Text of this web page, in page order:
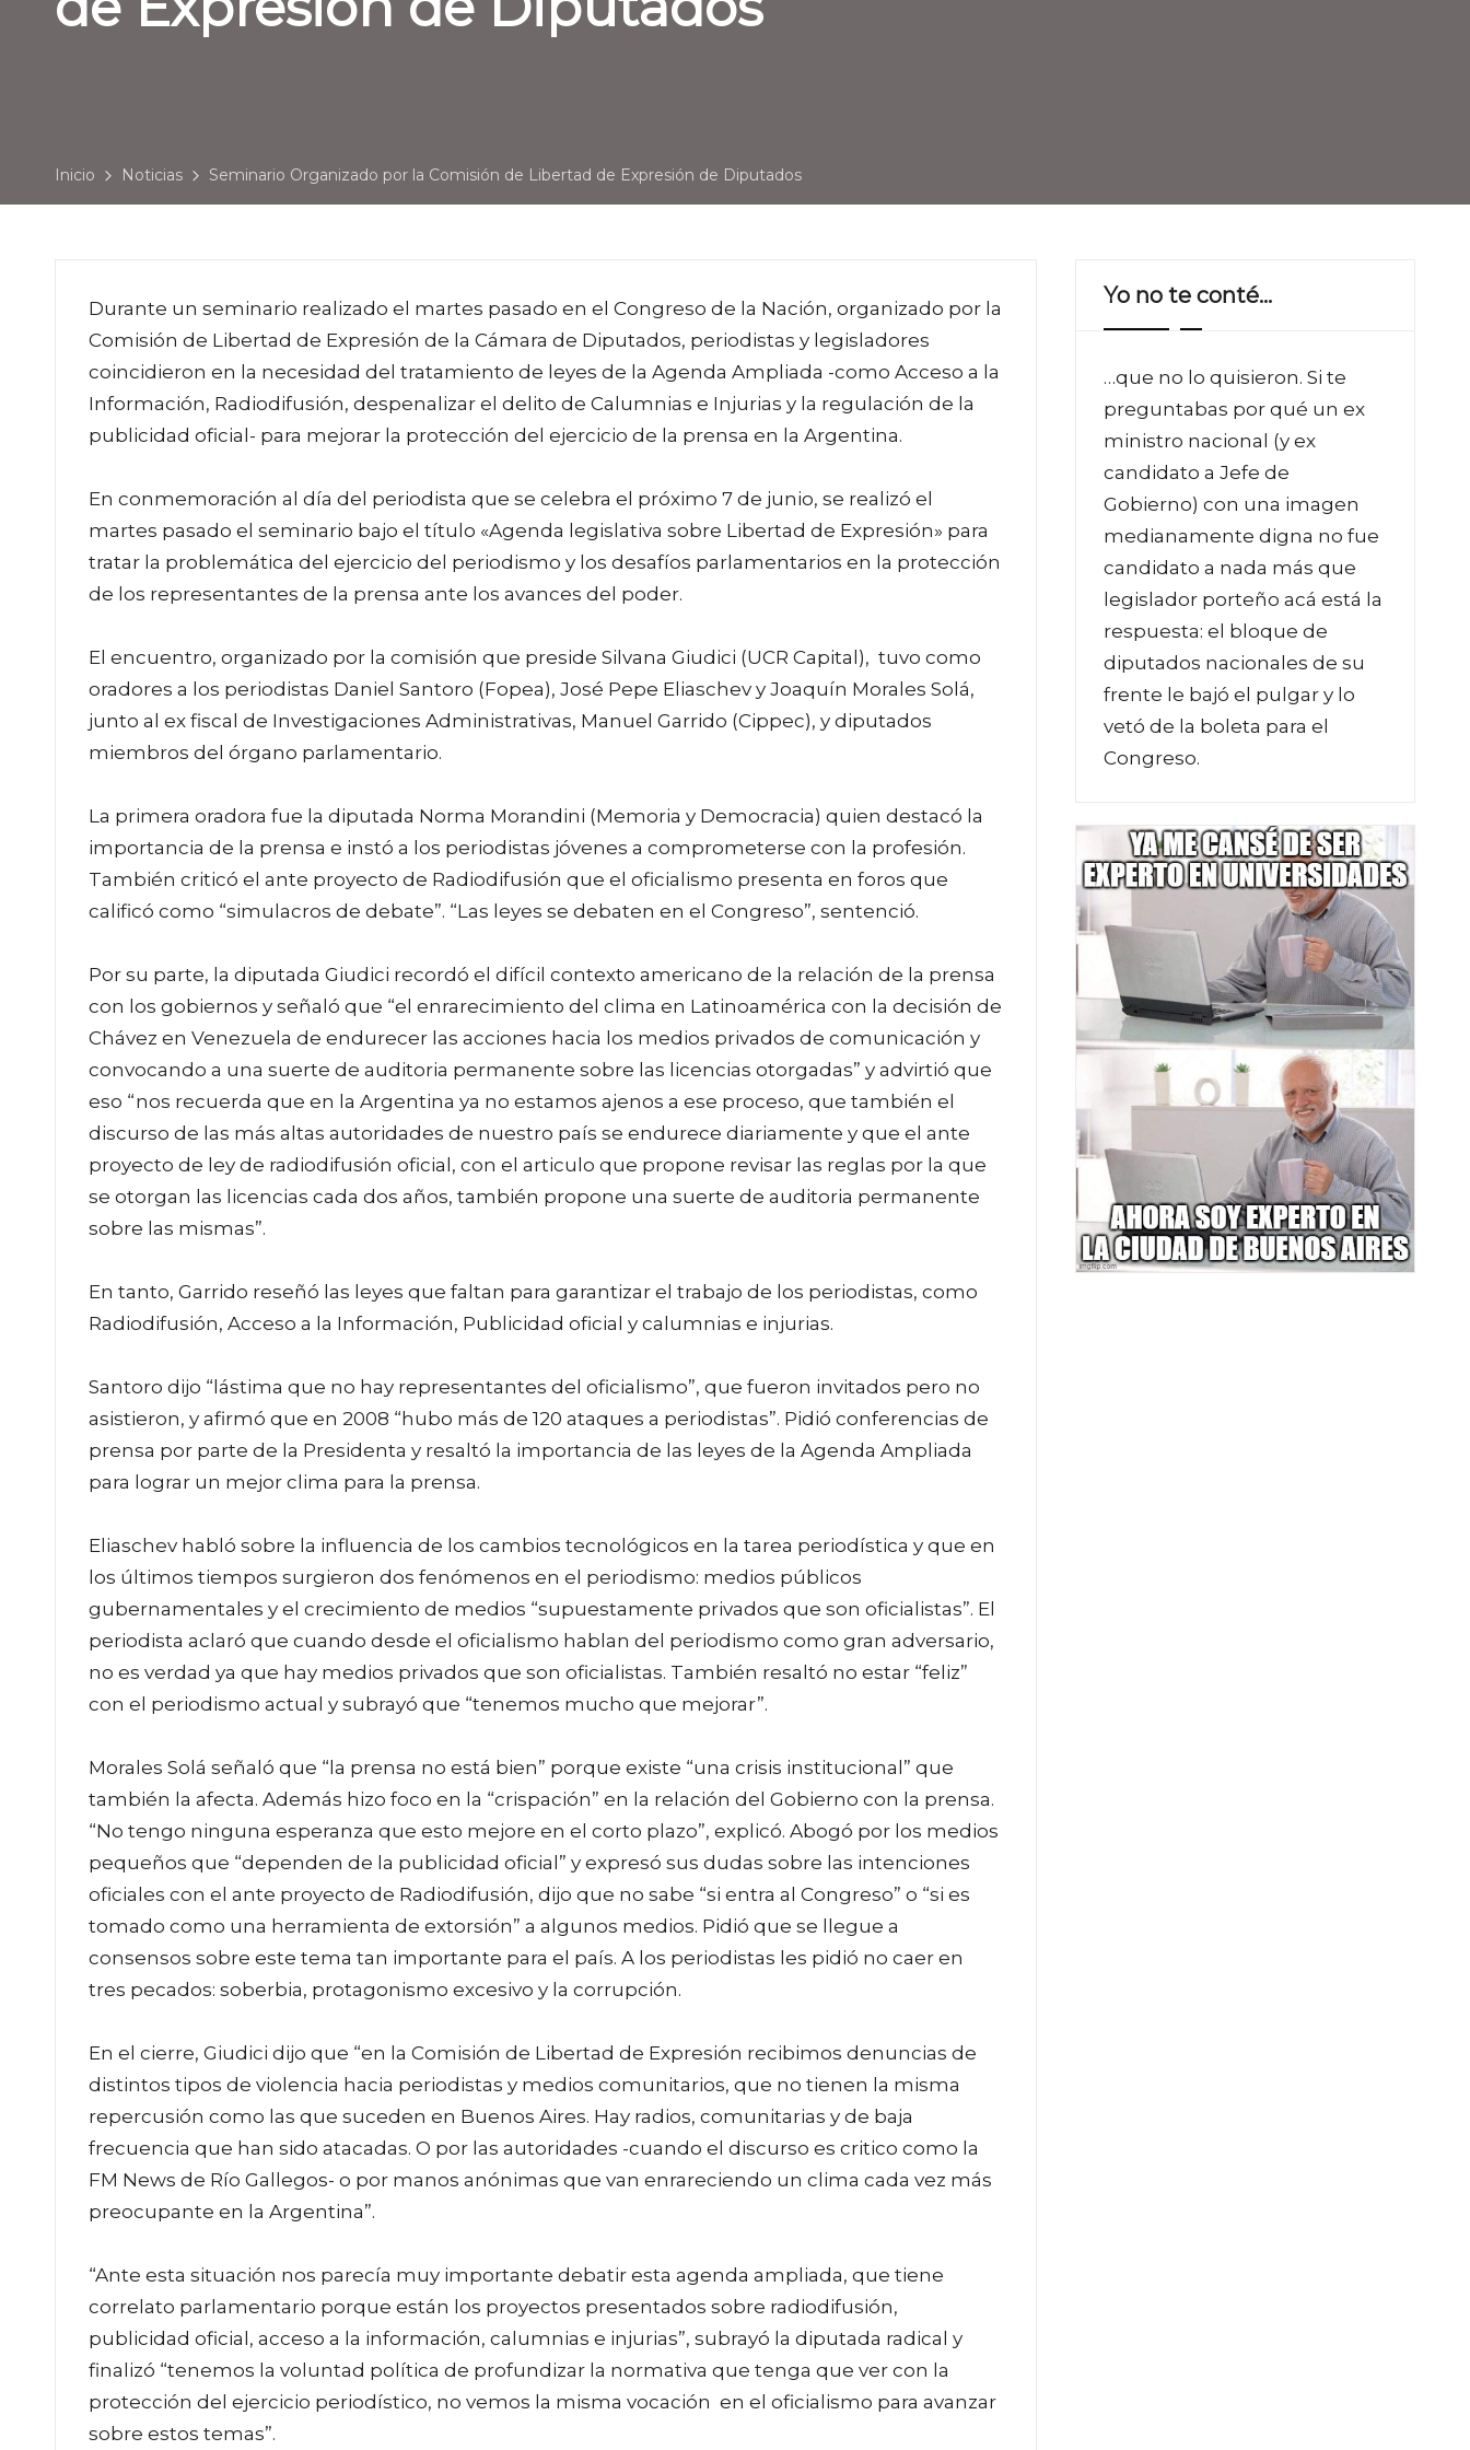
Inicio Noticias Seminario Organizado por la Comisión de Libertad de Expresión de Diputados
Durante un seminario realizado el martes pasado en el Congreso de la Nación, organizado por la
Comisión de Libertad de Expresión de la Cámara de Diputados, periodistas y legisladores
coincidieron en la necesidad del tratamiento de leyes de la Agenda Ampliada -como Acceso a la
Información, Radiodifusión, despenalizar el delito de Calumnias e Injurias y la regulación de la
publicidad oficial- para mejorar la protección del ejercicio de la prensa en la Argentina.
En conmemoración al día del periodista que se celebra el próximo 7 de junio, se realizó el
martes pasado el seminario bajo el título «Agenda legislativa sobre Libertad de Expresión» para
tratar la problemática del ejercicio del periodismo y los desafíos parlamentarios en la protección
de los representantes de la prensa ante los avances del poder.
El encuentro, organizado por la comisión que preside Silvana Giudici (UCR Capital), tuvo como
oradores a los periodistas Daniel Santoro (Fopea), José Pepe Eliaschev y Joaquín Morales Solá,
junto al ex fiscal de Investigaciones Administrativas, Manuel Garrido (Cippec), y diputados
miembros del órgano parlamentario.
La primera oradora fue la diputada Norma Morandini (Memoria y Democracia) quien destacó la
importancia de la prensa e instó a los periodistas jóvenes a comprometerse con la profesión.
También criticó el ante proyecto de Radiodifusión que el oficialismo presenta en foros que
calificó como “simulacros de debate”. “Las leyes se debaten en el Congreso”, sentenció.
Por su parte, la diputada Giudici recordó el difícil contexto americano de la relación de la prensa
con los gobiernos y señaló que “el enrarecimiento del clima en Latinoamérica con la decisión de
Chávez en Venezuela de endurecer las acciones hacia los medios privados de comunicación y
convocando a una suerte de auditoria permanente sobre las licencias otorgadas” y advirtió que
eso “nos recuerda que en la Argentina ya no estamos ajenos a ese proceso, que también el
discurso de las más altas autoridades de nuestro país se endurece diariamente y que el ante
proyecto de ley de radiodifusión oficial, con el articulo que propone revisar las reglas por la que
se otorgan las licencias cada dos años, también propone una suerte de auditoria permanente
sobre las mismas”.
En tanto, Garrido reseñó las leyes que faltan para garantizar el trabajo de los periodistas, como
Radiodifusión, Acceso a la Información, Publicidad oficial y calumnias e injurias.
Santoro dijo “lástima que no hay representantes del oficialismo”, que fueron invitados pero no
asistieron, y afirmó que en 2008 “hubo más de 120 ataques a periodistas”. Pidió conferencias de
prensa por parte de la Presidenta y resaltó la importancia de las leyes de la Agenda Ampliada
para lograr un mejor clima para la prensa.
Eliaschev habló sobre la influencia de los cambios tecnológicos en la tarea periodística y que en
los últimos tiempos surgieron dos fenómenos en el periodismo: medios públicos
gubernamentales y el crecimiento de medios “supuestamente privados que son oficialistas”. El
periodista aclaró que cuando desde el oficialismo hablan del periodismo como gran adversario,
no es verdad ya que hay medios privados que son oficialistas. También resaltó no estar “feliz”
con el periodismo actual y subrayó que “tenemos mucho que mejorar”.
Morales Solá señaló que “la prensa no está bien” porque existe “una crisis institucional” que
también la afecta. Además hizo foco en la “crispación” en la relación del Gobierno con la prensa.
“No tengo ninguna esperanza que esto mejore en el corto plazo”, explicó. Abogó por los medios
pequeños que “dependen de la publicidad oficial” y expresó sus dudas sobre las intenciones
oficiales con el ante proyecto de Radiodifusión, dijo que no sabe “si entra al Congreso” o “si es
tomado como una herramienta de extorsión” a algunos medios. Pidió que se llegue a
consensos sobre este tema tan importante para el país. A los periodistas les pidió no caer en
tres pecados: soberbia, protagonismo excesivo y la corrupción.
En el cierre, Giudici dijo que “en la Comisión de Libertad de Expresión recibimos denuncias de
distintos tipos de violencia hacia periodistas y medios comunitarios, que no tienen la misma
repercusión como las que suceden en Buenos Aires. Hay radios, comunitarias y de baja
frecuencia que han sido atacadas. O por las autoridades -cuando el discurso es critico como la
FM News de Río Gallegos- o por manos anónimas que van enrareciendo un clima cada vez más
preocupante en la Argentina”.
“Ante esta situación nos parecía muy importante debatir esta agenda ampliada, que tiene
correlato parlamentario porque están los proyectos presentados sobre radiodifusión,
publicidad oficial, acceso a la información, calumnias e injurias”, subrayó la diputada radical y
finalizó “tenemos la voluntad política de profundizar la normativa que tenga que ver con la
protección del ejercicio periodístico, no vemos la misma vocación en el oficialismo para avanzar
sobre estos temas”.
Yo no te conté…
…que no lo quisieron. Si te
preguntabas por qué un ex
ministro nacional (y ex
candidato a Jefe de
Gobierno) con una imagen
medianamente digna no fue
candidato a nada más que
legislador porteño acá está la
respuesta: el bloque de
diputados nacionales de su
frente le bajó el pulgar y lo
vetó de la boleta para el
Congreso.